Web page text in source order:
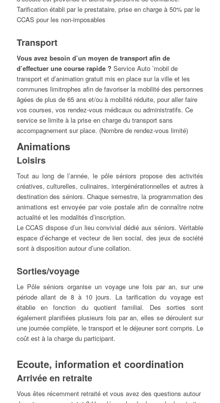
Tarification établi par le prestataire, prise en charge à 50% par le
CCAS pour les non-imposables
Transport
Vous avez besoin d’un moyen de transport afin de
d’effectuer une course rapide ? Service Auto ’mobil de
transport et d’animation gratuit mis en place sur la ville et les
communes limitrophes afin de favoriser la mobilité des personnes
âgées de plus de 65 ans et/ou à mobilité réduite, pour aller faire
vos courses, vos rendez-vous médicaux ou administratifs. Ce
service se limite à la prise en charge du transport sans
accompagnement sur place. (Nombre de rendez-vous limité)
Animations
Loisirs
Tout au long de l’année, le pôle séniors propose des activités
créatives, culturelles, culinaires, intergénérationnelles et autres à
destination des séniors. Chaque semestre, la programmation des
animations est envoyée par voie postale afin de connaître notre
actualité et les modalités d’inscription.
Le CCAS dispose d’un lieu convivial dédié aux séniors. Véritable
espace d’échange et vecteur de lien social, des jeux de société
sont à disposition autour d’une collation.
Sorties/voyage
Le Pôle séniors organise un voyage une fois par an, sur une
période allant de 8 à 10 jours. La tarification du voyage est
établie en fonction du quotient familial. Des sorties sont
également planifiées plusieurs fois par an, elles se déroulent sur
une journée complète, le transport et le déjeuner sont compris. Le
coût est à la charge du participant.
Ecoute, information et coordination
Arrivée en retraite
Vous êtes récemment retraité et vous avez des questions autour